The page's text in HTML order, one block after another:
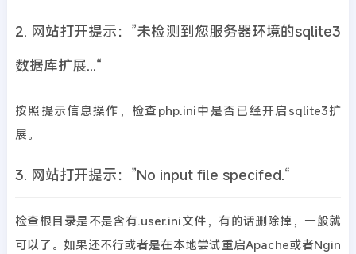
2. 网站打开提示：”未检测到您服务器环境的sqlite3
数据库扩展...“
按照提示信息操作，检查php.ini中是否已经开启sqlite3扩
展。
3. 网站打开提示：”No input file specifed.“
检查根目录是不是含有.user.ini文件，有的话删除掉，一般就
可以了。如果还不行或者是在本地尝试重启Apache或者Ngin